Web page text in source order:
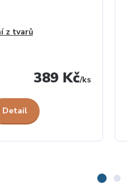
z tvarů
389 Kč/ks
Detail